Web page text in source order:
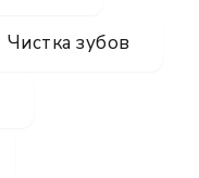
Чистка зубов